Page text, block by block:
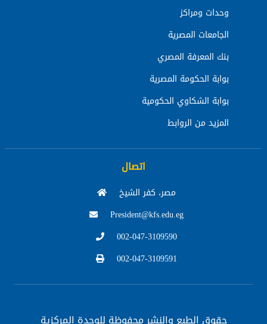
وحدات ومراكز
الجامعات المصرية
بنك المعرفة المصري
بوابة الحكومة المصرية
بوابة الشكاوي الحكومية
المزيد من الروابط
اتصال
مصر، كفر الشيخ
President@kfs.edu.eg
002-047-3109590
002-047-3109591
حقوق الطبع والنشر محفوظة للوحدة المركزية